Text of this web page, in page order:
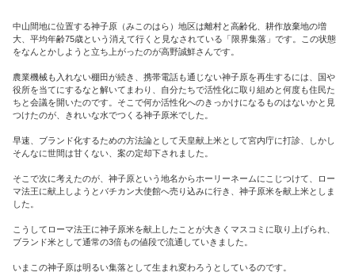
中山間地に位置する神子原（みこのはら）地区は離村と高齢化、耕作放棄地の増
大、平均年齢75歳という消えて行くと見なされている「限界集落」です。この状態
をなんとかしようと立ち上がったのが高野誠鮮さんです。
農業機械も入れない棚田が続き、携帯電話も通じない神子原を再生するには、国や
役所を当てにするなと解いてまわり、自分たちで活性化に取り組めと何度も住民た
ちと会議を開いたのです。そこで何か活性化へのきっかけになるものはないかと見
つけたのが、きれいな水でつくる神子原米でした。
早速、ブランド化するための方法論として天皇献上米として宮内庁に打診、しかし
そんなに世間は甘くない、案の定却下されました。
そこで次に考えたのが、神子原という地名からホーリーネームにこじつけて、ロー
マ法王に献上しようとバチカン大使館へ売り込みに行き、神子原米を献上米としま
した。
こうしてローマ法王に神子原米を献上したことが大きくマスコミに取り上げられ、
ブランド米として通常の3倍もの値段で流通していきました。
いまこの神子原は明るい集落として生まれ変わろうとしているのです。